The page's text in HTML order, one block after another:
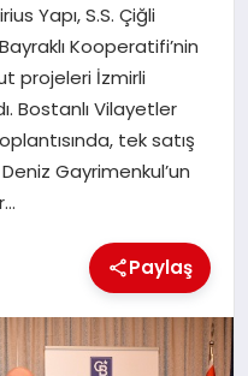
Yapı, S.S. Çiğli
Kooperatifi’nin
projeleri İzmirli
Bostanlı Vilayetler
tek satış
Gayrimenkul’un
Paylaş